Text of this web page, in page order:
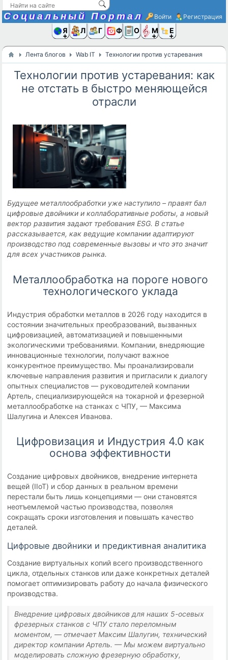
Социальный Портал Войти Регистрация
Я иЛюди
Группы
Фото Ещё
Лента блогов Wab IT Технологии против устаревания: как
Технологии против устаревания: как
не отстать в быстро меняющейся
отрасли
Будущее металлообработки уже наступило – правят бал
цифровые двойники и коллаборативные роботы, а новый
вектор развития задают требования ESG. В статье
рассказывается, как ведущие компании адаптируют
производство под современные вызовы и что это значит
для всех участников рынка.
Металлообработка на пороге нового
технологического уклада
Индустрия обработки металлов в 2026 году находится в
состоянии значительных преобразований, вызванных
цифровизацией, автоматизацией и повышенными
экологическими требованиями. Компании, внедряющие
инновационные технологии, получают важное
конкурентное преимущество. Мы проанализировали
ключевые направления развития и пригласили к диалогу
опытных специалистов — руководителей компании
Артель, специализирующейся на токарной и фрезерной
металлообработке на станках с ЧПУ, — Максима
Шалугина и Алексея Иванова.
Цифровизация и Индустрия 4.0 как
основа эффективности
Создание цифровых двойников, внедрение интернета
вещей (IIoT) и сбор данных в реальном времени
перестали быть лишь концепциями — они становятся
неотъемлемой частью производства, позволяя
сокращать сроки изготовления и повышать качество
деталей.
Цифровые двойники и предиктивная аналитика
Создание виртуальных копий всего производственного
цикла, отдельных станков или даже конкретных деталей
помогает оптимизировать работу до начала физического
производства.
Внедрение цифровых двойников для наших 5-осевых
фрезерных станков с ЧПУ стало переломным
моментом, — отмечает Максим Шалугин, технический
директор компании Артель. — Мы можем виртуально
моделировать сложную фрезерную обработку,